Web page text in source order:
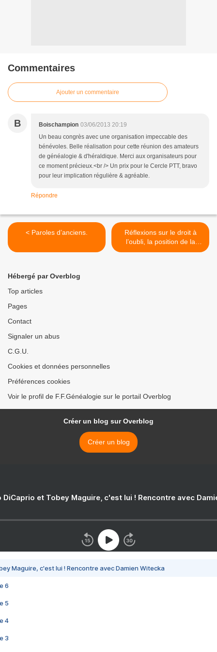
Commentaires
Ajouter un commentaire
B Boischampion 03/06/2013 20:19
Un beau congrès avec une organisation impeccable des
bénévoles. Belle réalisation pour cette réunion des amateurs
de généalogie & d'héraldique. Merci aux organisateurs pour
ce moment précieux.<br /> Un prix pour le Cercle PTT, bravo
pour leur implication régulière & agréable.
Répondre
< Paroles d’anciens.
Réflexions sur le droit à
l’oubli, la position de la
FFG. >
Hébergé par Overblog
Top articles
Pages
Contact
Signaler un abus
C.G.U.
Cookies et données personnelles
Préférences cookies
Voir le profil de F.F.Généalogie sur le portail Overblog
Créer un blog sur Overblog
Créer un blog
DiCaprio et Tobey Maguire, c'est lui ! Rencontre avec
Maguire, c'est lui ! Rencontre avec Damien Witecka
6
5
4
3